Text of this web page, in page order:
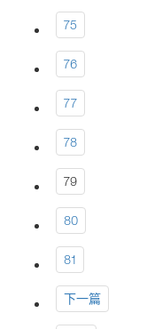
75
76
77
78
79
80
81
下一篇